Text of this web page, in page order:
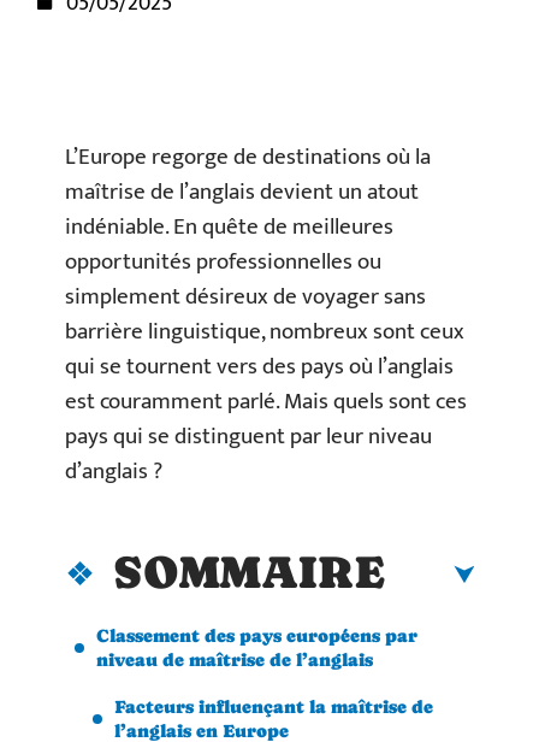
L’Europe regorge de destinations où la
maîtrise de l’anglais devient un atout
indéniable. En quête de meilleures
opportunités professionnelles ou
simplement désireux de voyager sans
barrière linguistique, nombreux sont ceux
qui se tournent vers des pays où l’anglais
est couramment parlé. Mais quels sont ces
pays qui se distinguent par leur niveau
d’anglais ?
SOMMAIRE
Classement des pays européens par
niveau de maîtrise de l’anglais
Facteurs influençant la maîtrise de
l’anglais en Europe